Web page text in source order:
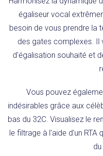
égaliseur vocal
besoin de vous prendre la
des gates complexes. Il
d'égalisation souhaité et
Vous pouvez
indésirables grâce aux
bas du 32C. Visualisez le
le filtrage à l'aide d'un